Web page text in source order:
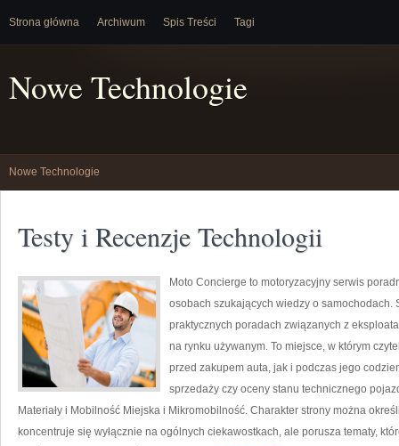
Strona główna Archiwum Spis Treści Tagi
Nowe Technologie
Nowe Technologie
Testy i Recenzje Technologii
Moto Concierge to motoryzacyjny serwis
osobach szukających wiedzy o samochodach.
praktycznych poradach związanych z
na rynku używanym. To miejsce, w którym
przed zakupem auta, jak i podczas jego
sprzedaży czy oceny stanu technicznego
Materiały i Mobilność Miejska i Mikromobilność. Charakter strony można
koncentruje się wyłącznie na ogólnych ciekawostkach, ale porusza tematy,